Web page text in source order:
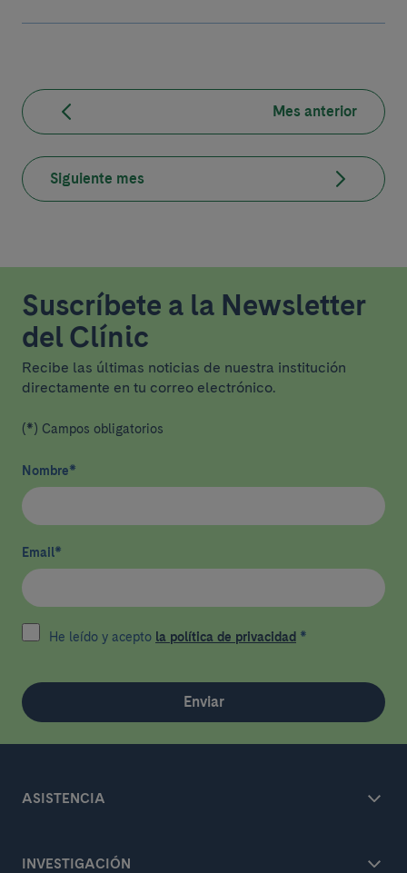
Mes anterior
Siguiente mes
Suscríbete a la Newsletter
del Clínic
Recibe las últimas noticias de nuestra institución
directamente en tu correo electrónico.
(*) Campos obligatorios
Nombre*
Email*
He leído y acepto la política de privacidad *
Enviar
ASISTENCIA
INVESTIGACIÓN